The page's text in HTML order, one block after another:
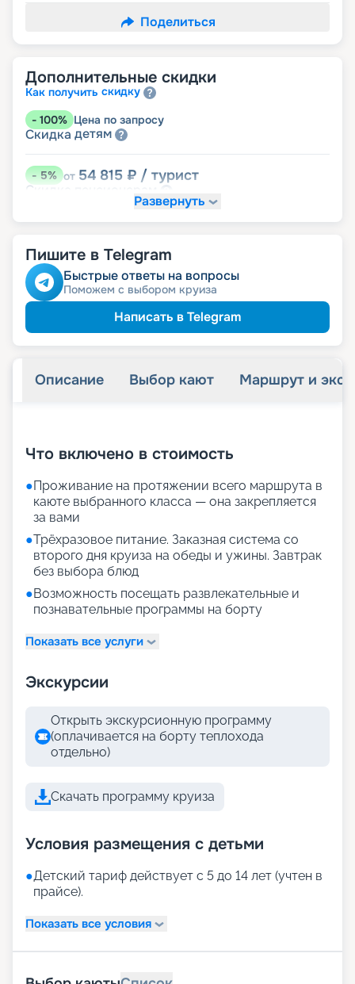
Поделиться
Дополнительные скидки
Как получить скидку
- 100% Цена по запросу
Скидка детям
-5% от 54 815 ₽ / турист
Скидка
Развернуть
Пишите в Telegram
Быстрые ответы на вопросы
Поможем с выбором круиза
Написать в Telegram
Описание Выбор кают Маршрут и
Что включено в стоимость
●Проживание на протяжении всего маршрута в
каюте выбранного класса — она закрепляется
за вами
●Трёхразовое питание. Заказная система со
второго дня круиза на обеды и ужины. Завтрак
без выбора блюд
●Возможность посещать развлекательные и
познавательные программы на борту
Показать все услуги
Экскурсии
Открыть экскурсионную программу
(оплачивается на борту теплохода
отдельно)
Скачать программу круиза
Условия размещения с детьми
●Детский тариф действует с 5 до 14 лет (учтен в
прайсе).
Показать все условия